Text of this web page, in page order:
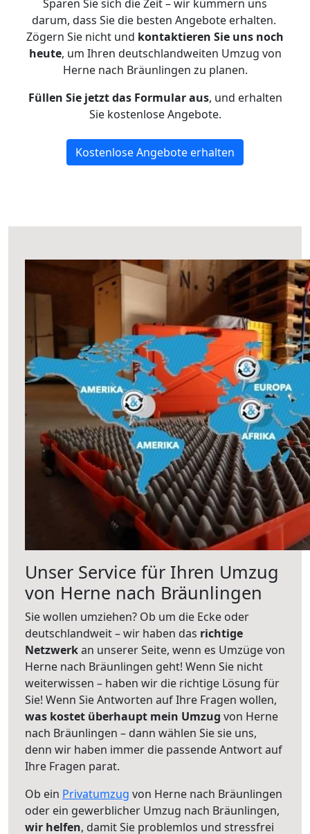
Sparen Sie sich die Zeit – wir kümmern uns
darum, dass Sie die besten Angebote erhalten.
Zögern Sie nicht und kontaktieren Sie uns noch
heute, um Ihren deutschlandweiten Umzug von
Herne nach Bräunlingen zu planen.
Füllen Sie jetzt das Formular aus, und erhalten
Sie kostenlose Angebote.
Kostenlose Angebote erhalten
Unser Service für Ihren Umzug
von Herne nach Bräunlingen
Sie wollen umziehen? Ob um die Ecke oder
deutschlandweit – wir haben das richtige
Netzwerkan unserer Seite, wenn es Umzüge von
Herne nach Bräunlingen geht! Wenn Sie nicht
weiterwissen – haben wir die richtige Lösung für
Sie! Wenn Sie Antworten auf Ihre Fragen wollen,
was kostet überhaupt mein Umzug von Herne
nach Bräunlingen – dann wählen Sie sie uns,
denn wir haben immer die passende Antwort auf
Ihre Fragen parat.
Ob ein Privatumzug von Herne nach Bräunlingen
oder ein gewerblicher Umzug nach Bräunlingen,
wir helfen, damit Sie problemlos und stressfrei